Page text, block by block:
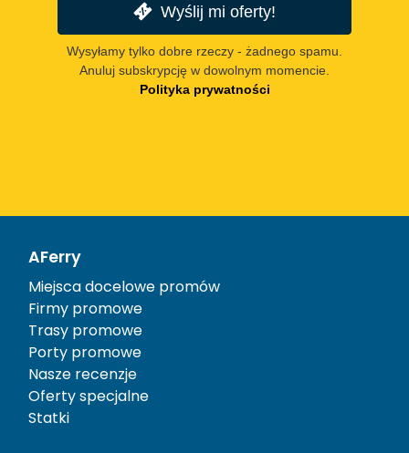
Wyślij mi oferty!
Wysyłamy tylko dobre rzeczy - żadnego spamu.
Anuluj subskrypcję w dowolnym momencie.
Polityka prywatności
AFerry
Miejsca docelowe promów
Firmy promowe
Trasy promowe
Porty promowe
Nasze recenzje
Oferty specjalne
Statki